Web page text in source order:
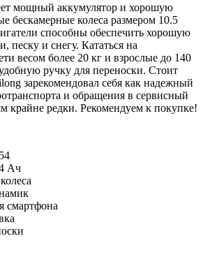
мощный аккумулятор и хорошую
бескамерные колеса размером 10.5
способны обеспечить хорошую
песку и снегу. Кататься на
весом более 20 кг и взрослые до 140
ручку для переноски. Стоит
зарекомендовал себя как надежный
и обращения в сервисный
крайне редки. Рекомендуем к покупке!
Ач
смартфона